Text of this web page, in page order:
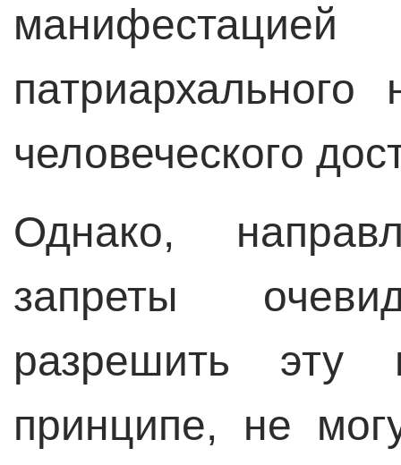
человеческого
Однако,
запреты
разрешить
принципе, не